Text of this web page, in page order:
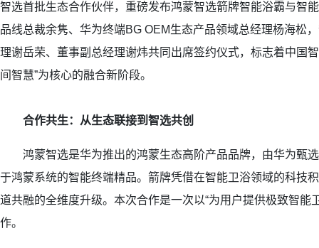
智选首批生态合作伙伴，重磅发布鸿蒙智选箭牌智能浴霸与智
品线总裁余隽、华为终端BG OEM生态产品领域总经理杨海松
理谢岳荣、董事副总经理谢炜共同出席签约仪式，标志着中国
间智慧”为核心的融合新阶段。
合作共生：从生态联接到智选共创
鸿蒙智选是华为推出的鸿蒙生态高阶产品品牌，由华为甄选
于鸿蒙系统的智能终端精品。箭牌凭借在智能卫浴领域的科技
道共融的全维度升级。本次合作是一次以“为用户提供极致智能
作。